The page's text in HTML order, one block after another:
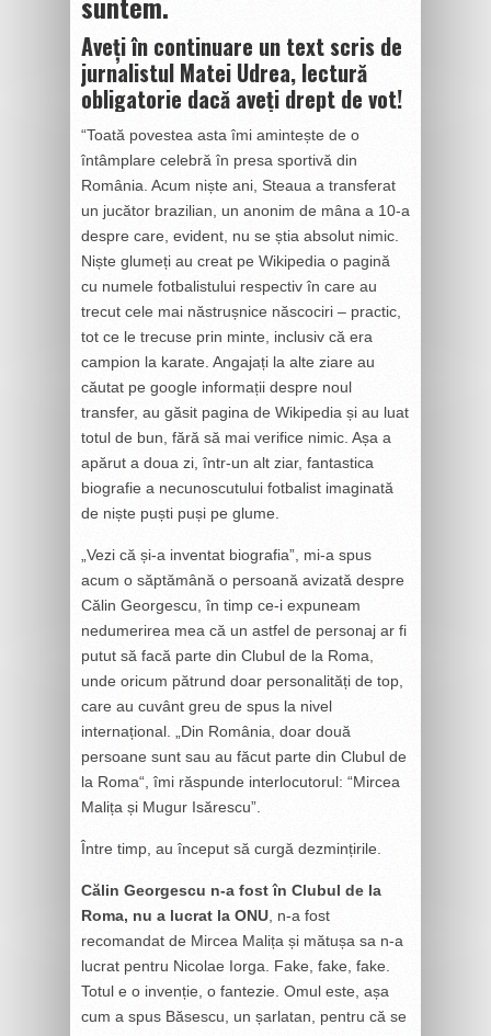
Aveți în continuare un text scris de
jurnalistul Matei Udrea, lectură
obligatorie dacă aveți drept de vot!
“Toată povestea asta îmi amintește de o
întâmplare celebră în presa sportivă din
România. Acum niște ani, Steaua a transferat
un jucător brazilian, un anonim de mâna a 10-a
despre care, evident, nu se știa absolut nimic.
Niște glumeți au creat pe Wikipedia o pagină
cu numele fotbalistului respectiv în care au
trecut cele mai năstrușnice născociri – practic,
tot ce le trecuse prin minte, inclusiv că era
campion la karate. Angajați la alte ziare au
căutat pe google informații despre noul
transfer, au găsit pagina de Wikipedia și au luat
totul de bun, fără să mai verifice nimic. Așa a
apărut a doua zi, într-un alt ziar, fantastica
biografie a necunoscutului fotbalist imaginată
de niște puști puși pe glume.
„Vezi că și-a inventat biografia”, mi-a spus
acum o săptămână o persoană avizată despre
Călin Georgescu, în timp ce-i expuneam
nedumerirea mea că un astfel de personaj ar fi
putut să facă parte din Clubul de la Roma,
unde oricum pătrund doar personalități de top,
care au cuvânt greu de spus la nivel
internațional. „Din România, doar două
persoane sunt sau au făcut parte din Clubul de
la Roma“, îmi răspunde interlocutorul: “Mircea
Malița și Mugur Isărescu”.
Între timp, au început să curgă dezmințirile.
Călin Georgescu n-a fost în Clubul de la
Roma, nu a lucrat la ONU , n-a fost
recomandat de Mircea Malița și mătușa sa n-a
lucrat pentru Nicolae Iorga. Fake, fake, fake.
Totul e o invenție, o fantezie. Omul este, așa
cum a spus Băsescu, un șarlatan, pentru că se